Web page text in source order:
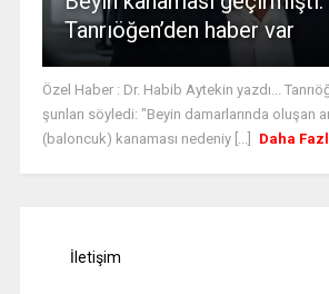
Tanrıöğen’den haber var
Özel Haber : Dr. Habib Aytekin yazdı...
şunları söyledi: "Beyin damarlarında oluşan
(baloncuk) kanaması nedeniy [...]
Daha
İletişim